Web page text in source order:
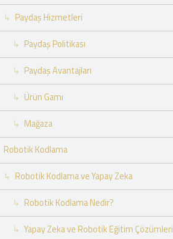
Paydaş Hizmetleri
Paydaş Politikası
Paydaş Avantajları
Ürün Gamı
Mağaza
Robotik Kodlama
Robotik Kodlama ve Yapay Zeka
Robotik Kodlama Nedir?
Yapay Zeka ve Robotik Eğitim Çözümleri